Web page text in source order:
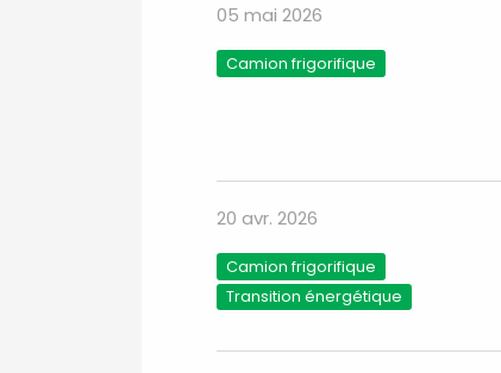
05 mai 2026
Camion frigorifique
20 avr. 2026
Camion frigorifique
Transition énergétique